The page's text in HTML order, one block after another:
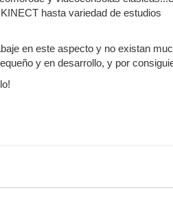
hasta variedad de estudios
en este aspecto y no existan
y en desarrollo, y por